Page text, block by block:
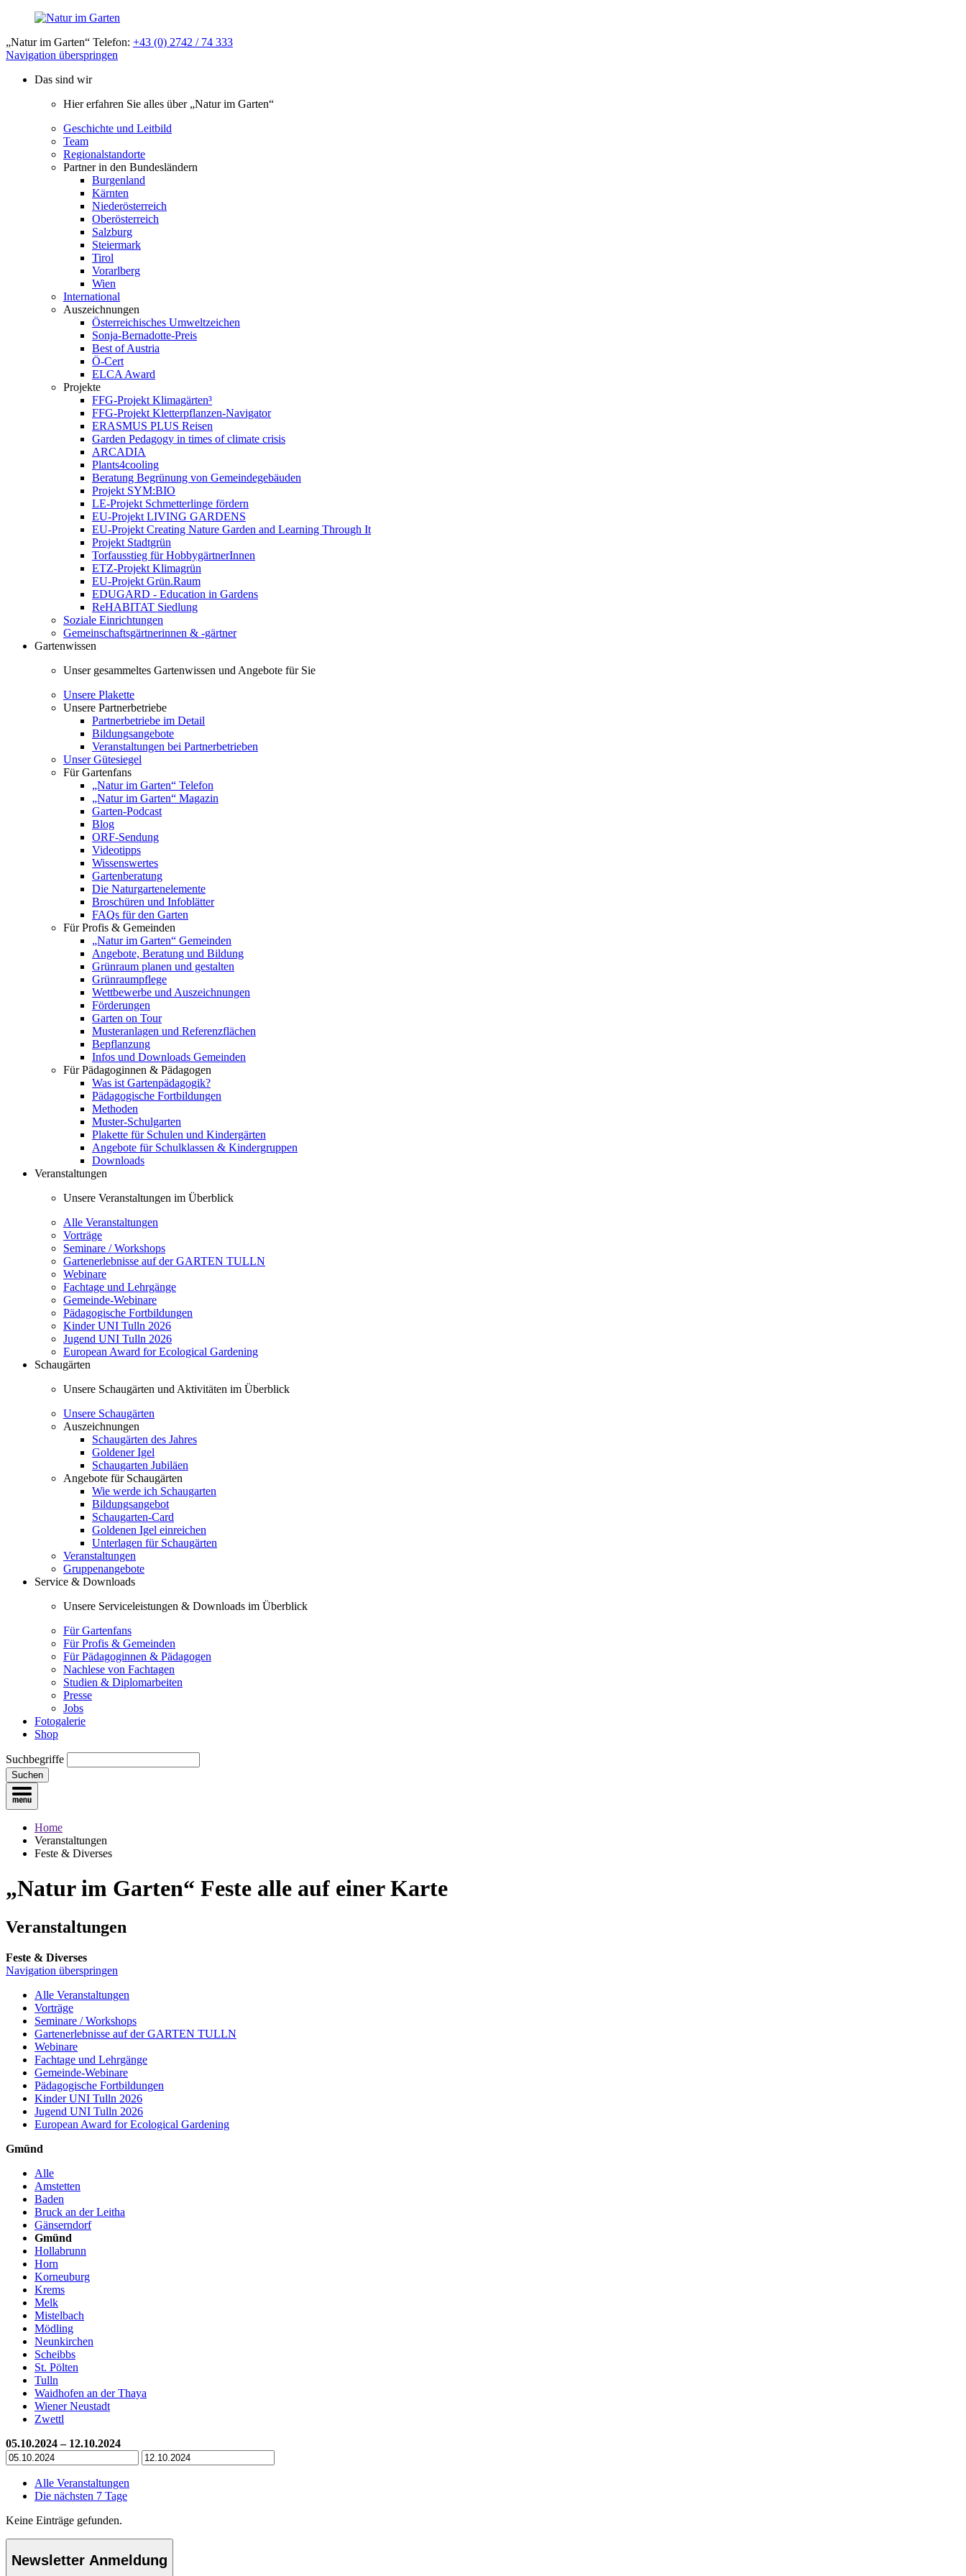
„Natur im Garten“ Telefon: +43 (0) 2742 / 74 333
Navigation überspringen
Das sind wir
Hier erfahren Sie alles über „Natur im Garten“
Geschichte und Leitbild
Team
Regionalstandorte
Partner in den Bundesländern
Burgenland
Kärnten
Niederösterreich
Oberösterreich
Salzburg
Steiermark
Tirol
Vorarlberg
Wien
International
Auszeichnungen
Österreichisches Umweltzeichen
Sonja-Bernadotte-Preis
Best of Austria
Ö-Cert
ELCA Award
Projekte
FFG-Projekt Klimagärten³
FFG-Projekt Kletterpflanzen-Navigator
ERASMUS PLUS Reisen
Garden Pedagogy in times of climate crisis
ARCADIA
Plants4cooling
Beratung Begrünung von Gemeindegebäuden
Projekt SYM:BIO
LE-Projekt Schmetterlinge fördern
EU-Projekt LIVING GARDENS
EU-Projekt Creating Nature Garden and Learning Through It
Projekt Stadtgrün
Torfausstieg für HobbygärtnerInnen
ETZ-Projekt Klimagrün
EU-Projekt Grün.Raum
EDUGARD - Education in Gardens
ReHABITAT Siedlung
Soziale Einrichtungen
Gemeinschaftsgärtnerinnen & -gärtner
Gartenwissen
Unser gesammeltes Gartenwissen und Angebote für Sie
Unsere Plakette
Unsere Partnerbetriebe
Partnerbetriebe im Detail
Bildungsangebote
Veranstaltungen bei Partnerbetrieben
Unser Gütesiegel
Für Gartenfans
„Natur im Garten“ Telefon
„Natur im Garten“ Magazin
Garten-Podcast
Blog
ORF-Sendung
Videotipps
Wissenswertes
Gartenberatung
Die Naturgartenelemente
Broschüren und Infoblätter
FAQs für den Garten
Für Profis & Gemeinden
„Natur im Garten“ Gemeinden
Angebote, Beratung und Bildung
Grünraum planen und gestalten
Grünraumpflege
Wettbewerbe und Auszeichnungen
Förderungen
Garten on Tour
Musteranlagen und Referenzflächen
Bepflanzung
Infos und Downloads Gemeinden
Für Pädagoginnen & Pädagogen
Was ist Gartenpädagogik?
Pädagogische Fortbildungen
Methoden
Muster-Schulgarten
Plakette für Schulen und Kindergärten
Angebote für Schulklassen & Kindergruppen
Downloads
Veranstaltungen
Unsere Veranstaltungen im Überblick
Alle Veranstaltungen
Vorträge
Seminare / Workshops
Gartenerlebnisse auf der GARTEN TULLN
Webinare
Fachtage und Lehrgänge
Gemeinde-Webinare
Pädagogische Fortbildungen
Kinder UNI Tulln 2026
Jugend UNI Tulln 2026
European Award for Ecological Gardening
Schaugärten
Unsere Schaugärten und Aktivitäten im Überblick
Unsere Schaugärten
Auszeichnungen
Schaugärten des Jahres
Goldener Igel
Schaugarten Jubiläen
Angebote für Schaugärten
Wie werde ich Schaugarten
Bildungsangebot
Schaugarten-Card
Goldenen Igel einreichen
Unterlagen für Schaugärten
Veranstaltungen
Gruppenangebote
Service & Downloads
Unsere Serviceleistungen & Downloads im Überblick
Für Gartenfans
Für Profis & Gemeinden
Für Pädagoginnen & Pädagogen
Nachlese von Fachtagen
Studien & Diplomarbeiten
Presse
Jobs
Fotogalerie
Shop
Suchbegriffe
Suchen
Home
Veranstaltungen
Feste & Diverses
„Natur im Garten“ Feste alle auf einer Karte
Veranstaltungen
Feste & Diverses
Navigation überspringen
Alle Veranstaltungen
Vorträge
Seminare / Workshops
Gartenerlebnisse auf der GARTEN TULLN
Webinare
Fachtage und Lehrgänge
Gemeinde-Webinare
Pädagogische Fortbildungen
Kinder UNI Tulln 2026
Jugend UNI Tulln 2026
European Award for Ecological Gardening
Gmünd
Alle
Amstetten
Baden
Bruck an der Leitha
Gänserndorf
Gmünd
Hollabrunn
Horn
Korneuburg
Krems
Melk
Mistelbach
Mödling
Neunkirchen
Scheibbs
St. Pölten
Tulln
Waidhofen an der Thaya
Wiener Neustadt
Zwettl
05.10.2024 – 12.10.2024
Alle Veranstaltungen
Die nächsten 7 Tage
Keine Einträge gefunden.
Newsletter Anmeldung